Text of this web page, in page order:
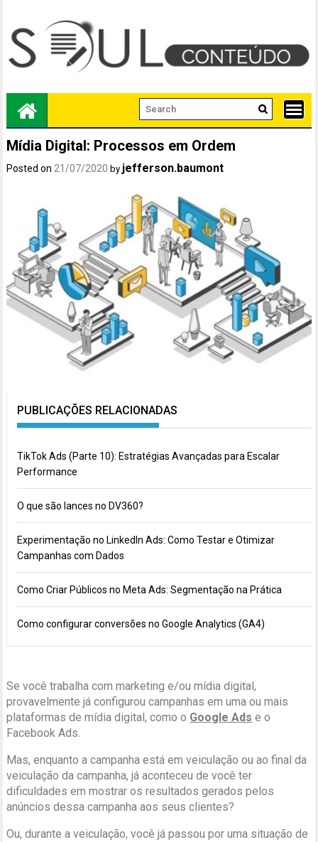
content
Mídia Digital: Processos em Ordem
Posted on21/07/2020 by jefferson.baumont
PUBLICAÇÕES RELACIONADAS
TikTok Ads (Parte 10): Estratégias Avançadas para Escalar
Performance
O que são lances no DV360?
Experimentação no LinkedIn Ads: Como Testar e Otimizar
Campanhas com Dados
Como Criar Públicos no Meta Ads: Segmentação na Prática
Como configurar conversões no Google Analytics (GA4)
Se você trabalha com marketing e/ou mídia digital,
provavelmente já configurou campanhas em uma ou mais
plataformas de mídia digital, como o Google Ads e o
Facebook Ads.
Mas, enquanto a campanha está em veiculação ou ao final da
veiculação da campanha, já aconteceu de você ter
dificuldades em mostrar os resultados gerados pelos
anúncios dessa campanha aos seus clientes?
Ou, durante a veiculação, você já passou por uma situação de